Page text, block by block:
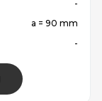
-
a = 90 mm
-